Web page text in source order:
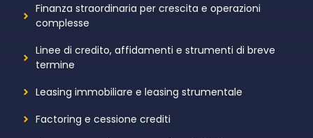
Finanza straordinaria per crescita e operazioni
complesse
Linee di credito, affidamenti e strumenti di breve
termine
Leasing immobiliare e leasing strumentale
Factoring e cessione crediti